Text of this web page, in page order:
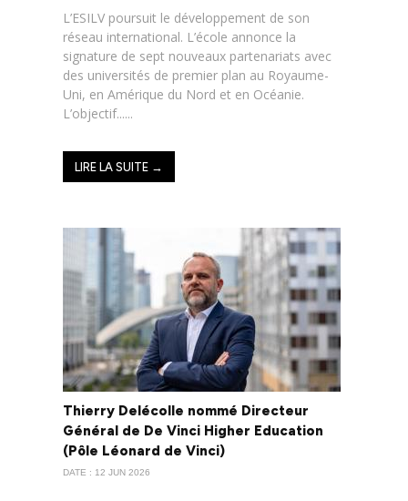
L’ESILV poursuit le développement de son
réseau international. L’école annonce la
signature de sept nouveaux partenariats avec
des universités de premier plan au Royaume-
Uni, en Amérique du Nord et en Océanie.
L’objectif......
LIRE LA SUITE →
Thierry Delécolle nommé Directeur
Général de De Vinci Higher Education
(Pôle Léonard de Vinci)
DATE : 12 JUN 2026